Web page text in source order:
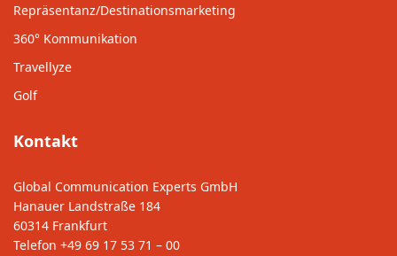
Repräsentanz/Destinationsmarketing
360° Kommunikation
Travellyze
Golf
Kontakt
Global Communication Experts GmbH
Hanauer Landstraße 184
60314 Frankfurt
Telefon +49 69 17 53 71 – 00